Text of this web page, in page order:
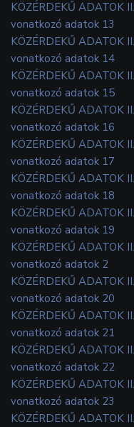
KÖZÉRDEKŰ ADATOK
vonatkozó adatok 13
KÖZÉRDEKŰ ADATOK
vonatkozó adatok 14
KÖZÉRDEKŰ ADATOK
vonatkozó adatok 15
KÖZÉRDEKŰ ADATOK
vonatkozó adatok 16
KÖZÉRDEKŰ ADATOK
vonatkozó adatok 17
KÖZÉRDEKŰ ADATOK
vonatkozó adatok 18
KÖZÉRDEKŰ ADATOK
vonatkozó adatok 19
KÖZÉRDEKŰ ADATOK
vonatkozó adatok 2
KÖZÉRDEKŰ ADATOK
vonatkozó adatok 20
KÖZÉRDEKŰ ADATOK
vonatkozó adatok 21
KÖZÉRDEKŰ ADATOK
vonatkozó adatok 22
KÖZÉRDEKŰ ADATOK
vonatkozó adatok 23
KÖZÉRDEKŰ ADATOK